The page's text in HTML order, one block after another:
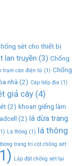
sét cho thiết bị
lan truyền (3) Chống
trạm cân điện tử (1) Chống
nhà (2) Cáp tiếp địa (1)
giả cây (4)
(2) khoan giếng làm
(2) lá dừa trang
Lá thông (1) lá thông
trang trí cột chống sét
Lắp đặt chống sét tại